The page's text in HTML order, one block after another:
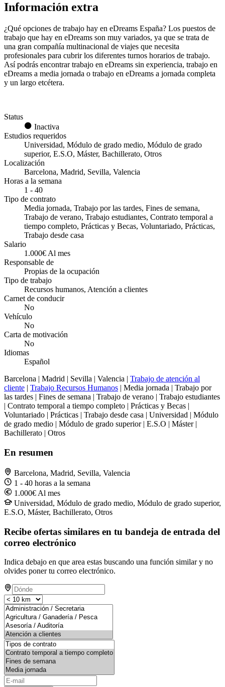
Información extra
¿Qué opciones de trabajo hay en eDreams España? Los puestos de
trabajo que hay en eDreams son muy variados, ya que se trata de
una gran compañía multinacional de viajes que necesita
profesionales para cubrir los diferentes turnos horarios de trabajo.
Así podrás encontrar trabajo en eDreams sin experiencia, trabajo en
eDreams a media jornada o trabajo en eDreams a jornada completa
y un largo etcétera.
Status
Inactiva
Estudios requeridos
Universidad, Módulo de grado medio, Módulo de grado
superior, E.S.O, Máster, Bachillerato, Otros
Localización
Barcelona, Madrid, Sevilla, Valencia
Horas a la semana
1 - 40
Tipo de contrato
Media jornada, Trabajo por las tardes, Fines de semana,
Trabajo de verano, Trabajo estudiantes, Contrato temporal a
tiempo completo, Prácticas y Becas, Voluntariado, Prácticas,
Trabajo desde casa
Salario
1.000€ Al mes
Responsable de
Propias de la ocupación
Tipo de trabajo
Recursos humanos, Atención a clientes
Carnet de conducir
No
Vehículo
No
Carta de motivación
No
Idiomas
Español
Barcelona | Madrid | Sevilla | Valencia | Trabajo de atención al
cliente | Trabajo Recursos Humanos | Media jornada | Trabajo por
las tardes | Fines de semana | Trabajo de verano | Trabajo estudiantes
| Contrato temporal a tiempo completo | Prácticas y Becas |
Voluntariado | Prácticas | Trabajo desde casa | Universidad | Módulo
de grado medio | Módulo de grado superior | E.S.O | Máster |
Bachillerato | Otros
En resumen
Barcelona, Madrid, Sevilla, Valencia
1 - 40 horas a la semana
1.000€ Al mes
Universidad, Módulo de grado medio, Módulo de grado superior,
E.S.O, Máster, Bachillerato, Otros
Recibe ofertas similares en tu bandeja de entrada del
correo electrónico
Indica debajo en que area estas buscando una función similar y no
olvides poner tu correo electrónico.